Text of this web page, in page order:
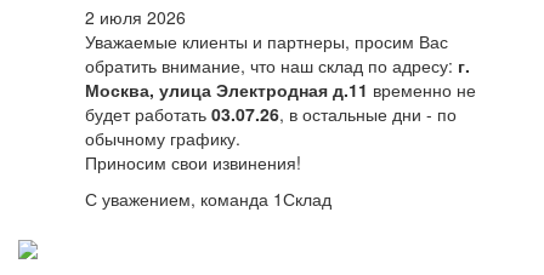
2 июля 2026
Уважаемые клиенты и партнеры, просим Вас
обратить внимание, что наш склад по адресу: г.
Москва, улица Электродная д.11 временно не
будет работать 03.07.26, в остальные дни - по
обычному графику.
Приносим свои извинения!
С уважением, команда 1Склад